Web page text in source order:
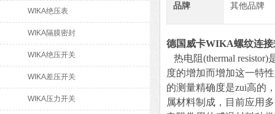
WIKA绝压表
WIKA隔膜密封
WIKA绝压开关
WIKA差压开关
WIKA压力开关
品牌 其他品牌
德国威卡WIKA螺纹连接
热电阻(thermal
度的增加而增加这一特
的测量精确度是zui高的
属材料制成，目前应用